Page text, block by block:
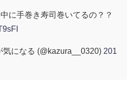
に手巻き寿司巻いてるの？？
になる (@kazura__0320) 201